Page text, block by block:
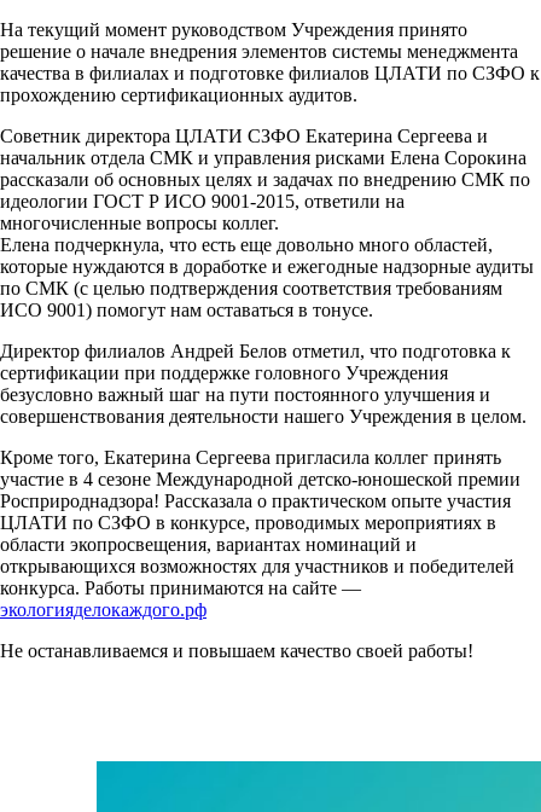
На текущий момент руководством Учреждения принято
решение о начале внедрения элементов системы менеджмента
качества в филиалах и подготовке филиалов ЦЛАТИ по СЗФО к
прохождению сертификационных аудитов.
Советник директора ЦЛАТИ СЗФО Екатерина Сергеева и
начальник отдела СМК и управления рисками Елена Сорокина
рассказали об основных целях и задачах по внедрению СМК по
идеологии ГОСТ Р ИСО 9001-2015, ответили на
многочисленные вопросы коллег.
Елена подчеркнула, что есть еще довольно много областей,
которые нуждаются в доработке и ежегодные надзорные аудиты
по СМК (с целью подтверждения соответствия требованиям
ИСО 9001) помогут нам оставаться в тонусе.
Директор филиалов Андрей Белов отметил, что подготовка к
сертификации при поддержке головного Учреждения
безусловно важный шаг на пути постоянного улучшения и
совершенствования деятельности нашего Учреждения в целом.
Кроме того, Екатерина Сергеева пригласила коллег принять
участие в 4 сезоне Международной детско-юношеской премии
Росприроднадзора! Рассказала о практическом опыте участия
ЦЛАТИ по СЗФО в конкурсе, проводимых мероприятиях в
области экопросвещения, вариантах номинаций и
открывающихся возможностях для участников и победителей
конкурса. Работы принимаются на сайте —
экологияделокаждого.рф
Не останавливаемся и повышаем качество своей работы!